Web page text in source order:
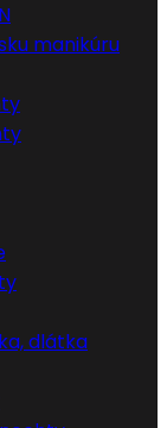
manikúru
dlátka